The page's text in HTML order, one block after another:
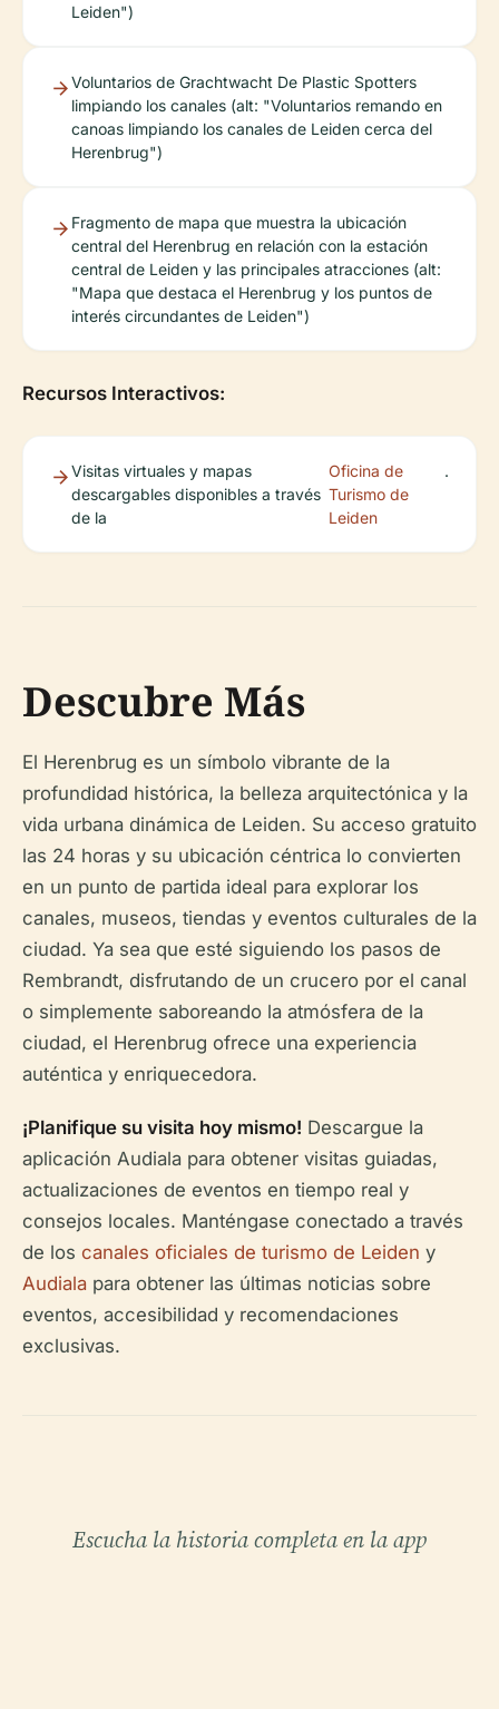
Leiden")
Voluntarios de Grachtwacht De Plastic Spotters
limpiando los canales (alt: "Voluntarios remando en
canoas limpiando los canales de Leiden cerca del
Herenbrug")
Fragmento de mapa que muestra la ubicación
central del Herenbrug en relación con la estación
central de Leiden y las principales atracciones (alt:
"Mapa que destaca el Herenbrug y los puntos de
interés circundantes de Leiden")
Recursos Interactivos:
Visitas virtuales y mapas
descargables disponibles a través
de la
Oficina de
Turismo de
Leiden
.
Descubre Más
El Herenbrug es un símbolo vibrante de la
profundidad histórica, la belleza arquitectónica y la
vida urbana dinámica de Leiden. Su acceso gratuito
las 24 horas y su ubicación céntrica lo convierten
en un punto de partida ideal para explorar los
canales, museos, tiendas y eventos culturales de la
ciudad. Ya sea que esté siguiendo los pasos de
Rembrandt, disfrutando de un crucero por el canal
o simplemente saboreando la atmósfera de la
ciudad, el Herenbrug ofrece una experiencia
auténtica y enriquecedora.
¡Planifique su visita hoy mismo! Descargue la
aplicación Audiala para obtener visitas guiadas,
actualizaciones de eventos en tiempo real y
consejos locales. Manténgase conectado a través
de los canales oficiales de turismo de Leiden y
Audiala para obtener las últimas noticias sobre
eventos, accesibilidad y recomendaciones
exclusivas.
Escucha la historia completa en la app